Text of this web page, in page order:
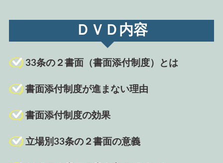
ＤＶＤ内容
33条の２書面（書面添付制度）とは
書面添付制度が進まない理由
書面添付制度の効果
立場別33条の２書面の意義